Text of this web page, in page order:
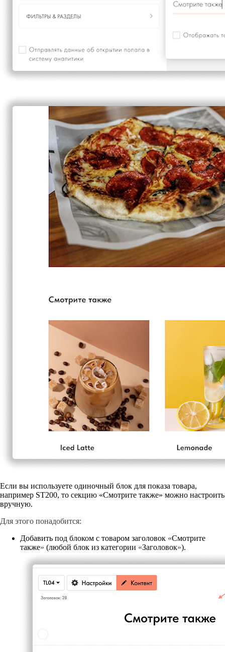
Если вы используете одиночный блок для показа товара,
например ST200, то секцию «Смотрите также» можно настроить
вручную.
Для этого понадобится:
Добавить под блоком с товаром заголовок «Смотрите
также» (любой блок из категории «Заголовок»).